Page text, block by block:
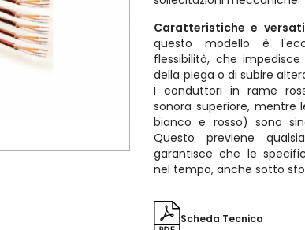
Caratteristiche e
questo modello è
flessibilità, che
della piega o di subire
I conduttori in rame
sonora superiore,
bianco e rosso) sono
Questo previene
garantisce che le
nel tempo, anche sotto
Scheda Tecnica